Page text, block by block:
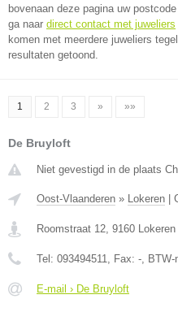
bovenaan deze pagina uw
ga naar direct contact met juweliers
komen met meerdere juweliers
resultaten getoond.
1 2 3 » »»
De Bruyloft
Niet gevestigd in de plaats
Oost-Vlaanderen » Lokeren
Roomstraat 12, 9160 Lokeren
Tel: 093494511, Fax: -, BTW-
E-mail › De Bruyloft